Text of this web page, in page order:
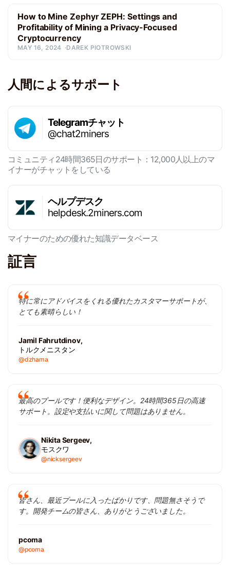
How to Mine Zephyr ZEPH: Settings and
Profitability of Mining a Privacy-Focused
Cryptocurrency
MAY 16, 2024 DAREK PIOTROWSKI
人間によるサポート
Telegramチャット
@chat2miners
コミュニティ24時間365日のサポート：12,000人以上のマ
イナーがチャットをしている
ヘルプデスク
helpdesk.2miners.com
マイナーのための優れた知識データベース
証言
特に常にアドバイスをくれる優れたカスタマーサポートが、
とても素晴らしい！
Jamil Fahrutdinov,
トルクメニスタン
@dzhama
最高のプールです！便利なデザイン。24時間365日の高速
サポート。設定や支払いに関して問題はありません。
Nikita Sergeev,
モスクワ
@nicksergeev
皆さん、最近プールに入ったばかりです、問題無さそうで
す。開発チームの皆さん、ありがとうございました。
pcoma
@pcoma